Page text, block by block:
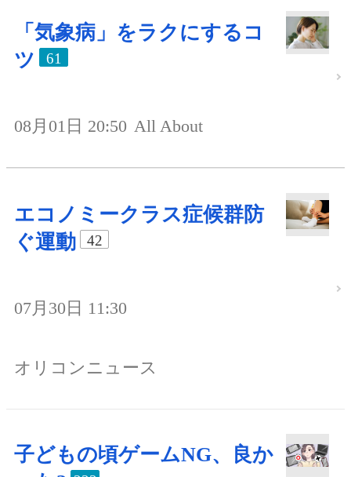
「気象病」をラクにするコ
ツ
61
08月01日 20:50 All About
エコノミークラス症候群防
ぐ運動
42
07月30日 11:30
オリコンニュース
子どもの頃ゲームNG、良か